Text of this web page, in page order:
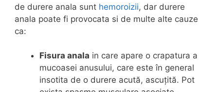
de durere anala sunt hemoroizii, dar durere
anala poate fi provocata si de multe alte cauze
ca:
Fisura anala in care apare o crapatura a
mucoasei anusului, care este în general
insotita de o durere acută, ascuțită. Pot